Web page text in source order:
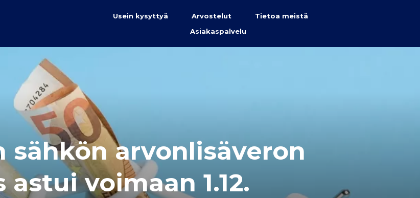
Usein kysyttyä Arvostelut
Tietoa meistä
Asiakaspalvelu
sähkön arvonlisäveron
astui voimaan 1.12.